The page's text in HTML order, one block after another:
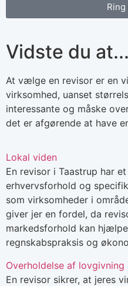
Vidste du at...
At vælge en revisor er en
virksomhed, uanset
interessante og måske
det er afgørende at have
Lokal viden
En revisor i Taastrup har
erhvervsforhold og
som virksomheder i
giver jer en fordel, da
markedsforhold kan
regnskabspraksis og
Overholdelse af lovgivning
En revisor sikrer, at jeres